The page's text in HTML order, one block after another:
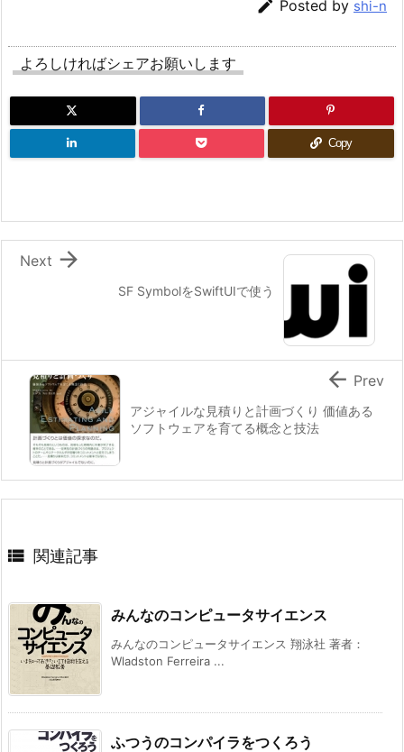
 Posted by shi-n
よろしければシェアお願いします
Copy
SF SymbolをSwiftUIで使う

Next
アジャイルな見積りと計画づくり 価値ある
ソフトウェアを育てる概念と技法
 Prev
 関連記事
みんなのコンピュータサイエンス
みんなのコンピュータサイエンス 翔泳社 著者：
Wladston Ferreira ...
ふつうのコンパイラをつくろう